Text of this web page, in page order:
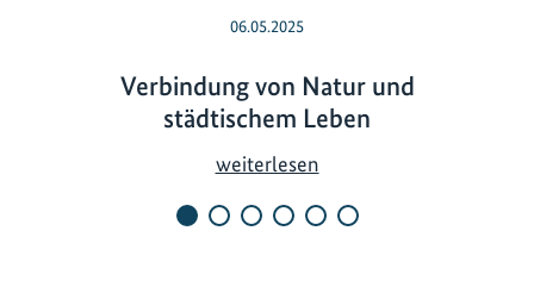
06.05.2025
Verbindung von Natur und
städtischem Leben
weiterlesenV
r